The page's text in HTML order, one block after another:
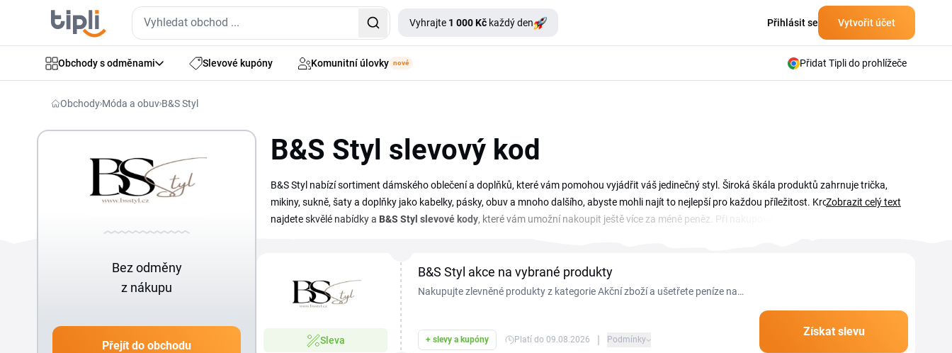
Vyhrajte 1 000 Kč každý den Přihlásit se Vytvořit účet
Obchody s odměnami Slevové kupóny Komunitní úlovky nové Přidat Tipli do prohlížeče
Obchody Móda a obuv B&S Styl
Bez odměny
z nákupu
Přejít do obchodu
B&S Styl slevový kod
B&S Styl nabízí sortiment dámského oblečení a doplňků, které vám pomohou vyjádřit váš jedinečný styl. Široká škála produktů zahrnuje trička,
mikiny, sukně, šaty a doplňky jako kabelky, pásky, obuv a mnoho dalšího, abyste mohli najít to nejlepší pro každou příležitost. Kromě toho zde
najdete skvělé nabídky a B&S Styl slevové kody, které vám umožní nakoupit ještě více za méně peněz. Při nakupování na tomto e-shopu můžete
Zobrazit celý text
Sleva
B&S Styl akce na vybrané produkty
Nakupujte zlevněné produkty z kategorie Akční zboží a ušetřete peníze na
+ slevy a kupóny Platí do 09.08.2026 | Podmínky
Získat slevu